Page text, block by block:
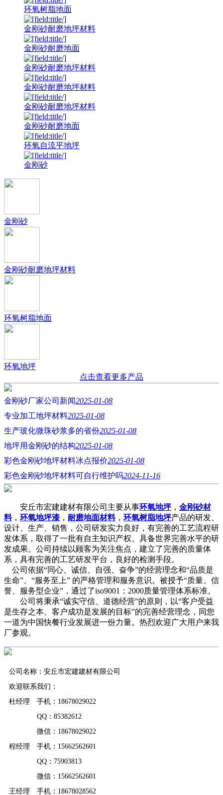
环氧树脂地面
金刚砂耐磨地坪材料
金刚砂耐磨地面
金刚砂耐磨地坪材料
金刚砂耐磨地坪材料
金刚砂耐磨地坪材料
金刚砂耐磨地面
环氧自流平地坪
金刚砂
金刚砂
金刚砂耐磨地坪材料
环氧树脂地面
环氧地坪
点击查看更多产品
金刚砂厂家公司新闻2025-01-08
专业加工地坪材料2025-01-08
生产玻化微珠砂浆多的省份2025-01-08
地坪用金刚砂的结构2025-01-08
彩色金刚砂地坪材料冰点报价2025-01-08
彩色金刚砂地坪材料可自行维护吗2024-11-16
安丘市宏建建材有限公司主要从事环氧地坪， 金刚砂材
料， 环氧地坪漆 ， 耐磨地面材料， 环氧树脂地坪产品的研发、
设计、生产、销售，公司研发实力良好，有完善的工艺流程研
发体系，取得了一批有自主知识产权、具备世界完善水平的研
发成果。公司持续以顾客为关注焦点，建立了完善的质量体
系，具有完善的工艺研发平台，良好的检测手段。
公司依据“同心、诚信、自强、奋争”的经营理念和“品质是
生命”、“服务至上” 的严格管理和服务意识。被授予“质量、信
誉、服务型企业”，通过了iso9001：2000质量管理体系标准。
公司将秉承“诚实守信、道德经营”的原则，以“客户受益
是生存之本、客户成功是发展的目标”的完善经营理念，同您
一道为中国快餐行业发展进一份力量。热烈欢迎广大用户来我
厂参观。
公司名称：安丘市宏建建材有限公司
欢迎联系我们：
杜经理 手机：18678029022
QQ：85382612
微信：18678029022
程经理 手机：15662562601
QQ：75903813
微信：15662562601
王经理 手机：18678028562